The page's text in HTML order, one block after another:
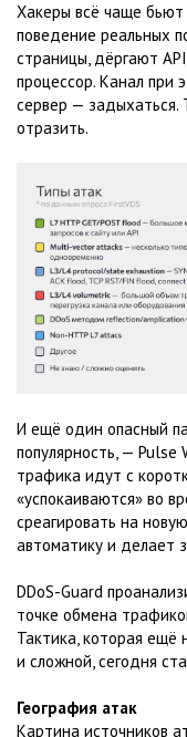
Хакеры всё чаще
поведение реальных
страницы, дёргают
процессор. Канал при
сервер — задыхаться.
отразить.
И ещё один опасный
популярность, — Pulse
трафика идут с
«успокаиваются» во
среагировать на
автоматику и делает
DDoS-Guard
точке обмена
Тактика, которая ещё
и сложной, сегодня
География атак
Картина источников